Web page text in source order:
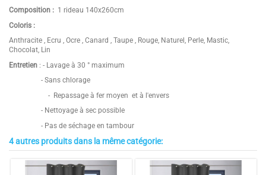
Composition : 1 rideau 140x260cm
Coloris :
Anthracite , Ecru , Ocre , Canard , Taupe , Rouge, Naturel, Perle, Mastic,
Chocolat, Lin
Entretien : - Lavage à 30 ° maximum
- Sans chlorage
- Repassage à fer moyen et à l'envers
- Nettoyage à sec possible
- Pas de séchage en tambour
Hauteur / Épaisseur 260 cm
Largeur 140 cm
4.7/5
4 autres produits dans la même catégorie: